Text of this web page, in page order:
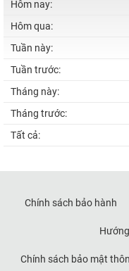
Hôm nay:
Hôm qua:
Tuần này:
Tuần trước:
Tháng này:
Tháng trước:
Tất cả:
Chính sách bảo hành
Chính sách bảo mật